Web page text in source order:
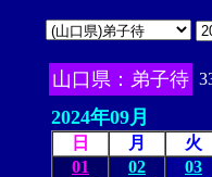
山口県：弟子待
2024年09月
日 月 火
01
02
03